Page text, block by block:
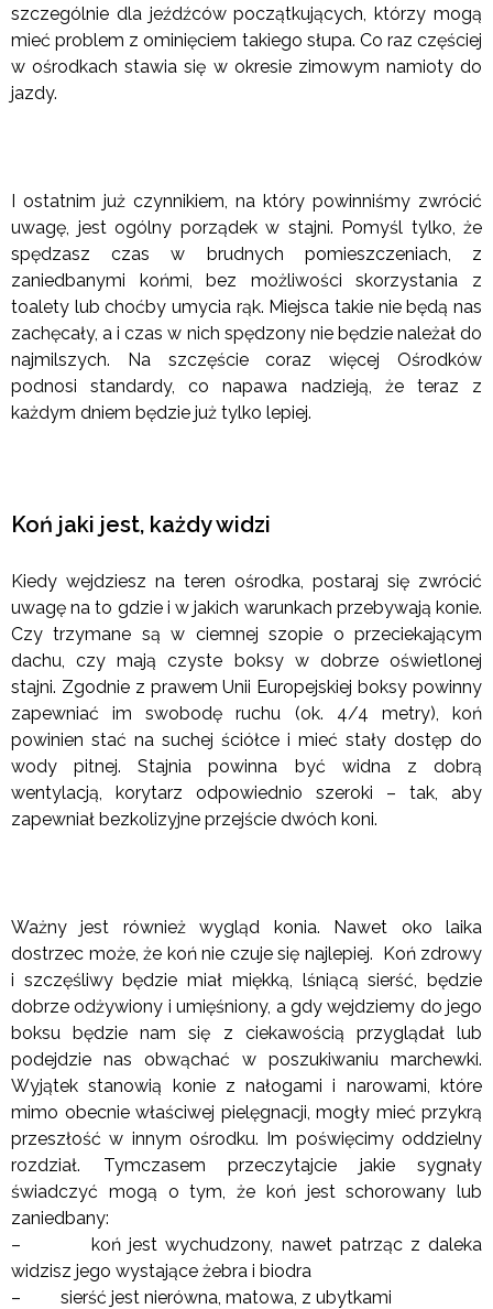
szczególnie dla jeźdźców początkujących, którzy mogą
mieć problem z ominięciem takiego słupa. Co raz częściej
w ośrodkach stawia się w okresie zimowym namioty do
jazdy.
I ostatnim już czynnikiem, na który powinniśmy zwrócić
uwagę, jest ogólny porządek w stajni. Pomyśl tylko, że
spędzasz czas w brudnych pomieszczeniach, z
zaniedbanymi końmi, bez możliwości skorzystania z
toalety lub choćby umycia rąk. Miejsca takie nie będą nas
zachęcały, a i czas w nich spędzony nie będzie należał do
najmilszych. Na szczęście coraz więcej Ośrodków
podnosi standardy, co napawa nadzieją, że teraz z
każdym dniem będzie już tylko lepiej.
Koń jaki jest, każdy widzi
Kiedy wejdziesz na teren ośrodka, postaraj się zwrócić
uwagę na to gdzie i w jakich warunkach przebywają konie.
Czy trzymane są w ciemnej szopie o przeciekającym
dachu, czy mają czyste boksy w dobrze oświetlonej
stajni. Zgodnie z prawem Unii Europejskiej boksy powinny
zapewniać im swobodę ruchu (ok. 4/4 metry), koń
powinien stać na suchej ściółce i mieć stały dostęp do
wody pitnej. Stajnia powinna być widna z dobrą
wentylacją, korytarz odpowiednio szeroki – tak, aby
zapewniał bezkolizyjne przejście dwóch koni.
Ważny jest również wygląd konia. Nawet oko laika
dostrzec może, że koń nie czuje się najlepiej. Koń zdrowy
i szczęśliwy będzie miał miękką, lśniącą sierść, będzie
dobrze odżywiony i umięśniony, a gdy wejdziemy do jego
boksu będzie nam się z ciekawością przyglądał lub
podejdzie nas obwąchać w poszukiwaniu marchewki.
Wyjątek stanowią konie z nałogami i narowami, które
mimo obecnie właściwej pielęgnacji, mogły mieć przykrą
przeszłość w innym ośrodku. Im poświęcimy oddzielny
rozdział. Tymczasem przeczytajcie jakie sygnały
świadczyć mogą o tym, że koń jest schorowany lub
zaniedbany:
– koń jest wychudzony, nawet patrząc z daleka
widzisz jego wystające żebra i biodra
– sierść jest nierówna, matowa, z ubytkami